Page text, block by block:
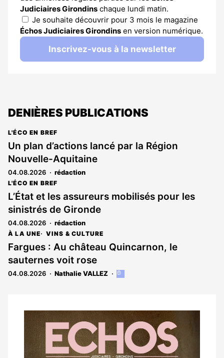
Judiciaires Girondins chaque lundi matin.
Je souhaite découvrir pour 3 mois le magazine
Échos Judiciaires Girondins en version numérique.
Inscrivez-vous à la newsletter
DENIÈRES PUBLICATIONS
L'ÉCO EN BREF
Un plan d’actions lancé par la Région
Nouvelle-Aquitaine
04.08.2026 rédaction
L'ÉCO EN BREF
L’État et les assureurs mobilisés pour les
sinistrés de Gironde
04.08.2026 rédaction
À LA UNE VINS & CULTURE
Fargues : Au château Quincarnon, le
sauternes voit rose
04.08.2026 Nathalie VALLEZ
Cet
aux
abonnés
Notre
dernier
magazine